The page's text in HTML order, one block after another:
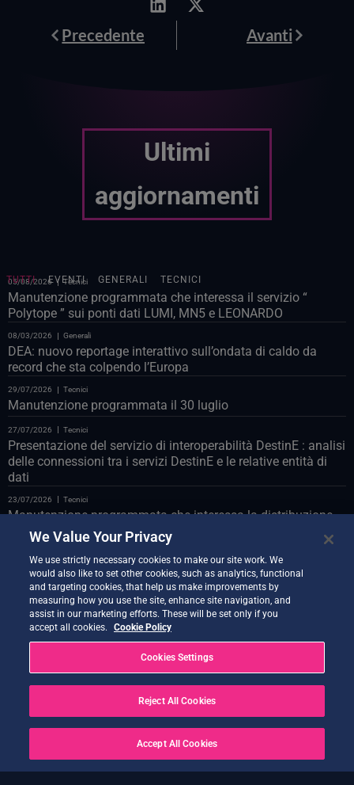
PrevPrecedente AvantiAvanti
Ultimi
aggiornamenti
EVENTI GENERALI TECNICI
TUTTI
05/08/2026 Tecnici
Manutenzione programmata che interessa il servizio “
Polytope ” sui ponti dati LUMI, MN5 e LEONARDO
08/03/2026 Generali
DEA: nuovo reportage interattivo sull’ondata di caldo da
record che sta colpendo l’Europa
29/07/2026 Tecnici
Manutenzione programmata il 30 luglio
27/07/2026 Tecnici
Presentazione del servizio di interoperabilità DestinE : analisi
delle connessioni tra i servizi DestinE e le relative entità di
dati
23/07/2026 Tecnici
Manutenzione programmata che interessa la distribuzione
Polytope sul databridge LUMI
Manutenzione programmata del portale web il 24 luglio
Tecnici
Vi presentiamo il Co-Design Assistant Demonstrator
21/07/2026
Nuova versione di Quantum Service ora disponibile
20/07/2026 Tecnici
Earth Data Hub di Earth Data Hub il 21 luglio
RISOLTO – Interruzioni del servizio a seguito di OVH Cloud
We Value Your Privacy
We use strictly necessary cookies to make our site work. We
would also like to set other cookies, such as analytics, functional
and targeting cookies, that help us make improvements by
measuring how you use the site, enhance site navigation, and
assist in our marketing efforts. These will be set only if you
accept all cookies.
Cookie Policy
Cookies Settings
Reject All Cookies
Accept All Cookies